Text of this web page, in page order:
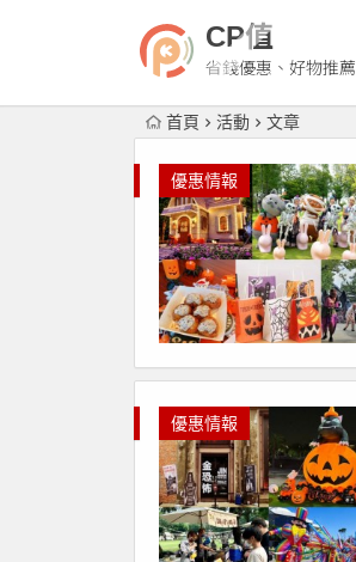
CP值
省錢優惠、好物推薦
首頁 活動 文章
優惠情報
優惠情報